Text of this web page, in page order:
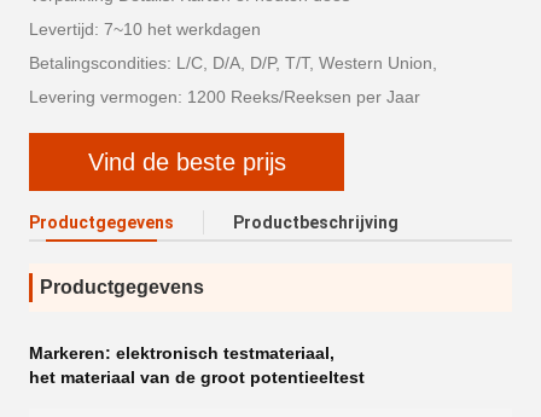
Levertijd: 7~10 het werkdagen
Betalingscondities: L/C, D/A, D/P, T/T, Western Union,
Levering vermogen: 1200 Reeks/Reeksen per Jaar
Vind de beste prijs
Productgegevens Productbeschrijving
Productgegevens
Markeren: elektronisch testmateriaal,
het materiaal van de groot potentieeltest